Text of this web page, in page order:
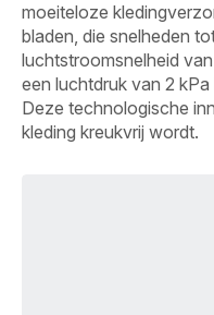
moeiteloze
bladen, die snelheden
luchtstroomsnelheid
een luchtdruk van 2
Deze technologische
kleding kreukvrij wordt.